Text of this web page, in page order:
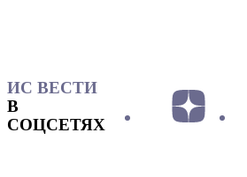
ИС ВЕСТИ
В
СОЦСЕТЯХ